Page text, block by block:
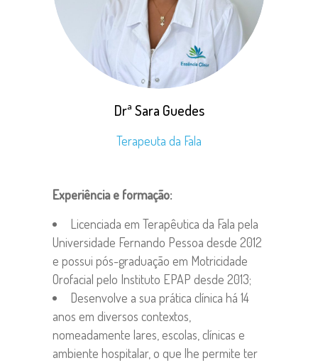
Drª Sara Guedes
Terapeuta da Fala
Experiência e formação:
Licenciada em Terapêutica da Fala pela
Universidade Fernando Pessoa desde 2012
e possui pós-graduação em Motricidade
Orofacial pelo Instituto EPAP desde 2013;
Desenvolve a sua prática clínica há 14
anos em diversos contextos,
nomeadamente lares, escolas, clínicas e
ambiente hospitalar, o que lhe permite ter